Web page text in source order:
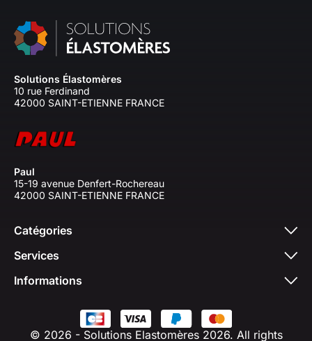
Solutions Élastomères
10 rue Ferdinand
42000 SAINT-ETIENNE FRANCE
Paul
15-19 avenue Denfert-Rochereau
42000 SAINT-ETIENNE FRANCE
Catégories
Services
Informations
© 2026 - Solutions Elastomères 2026. All rights